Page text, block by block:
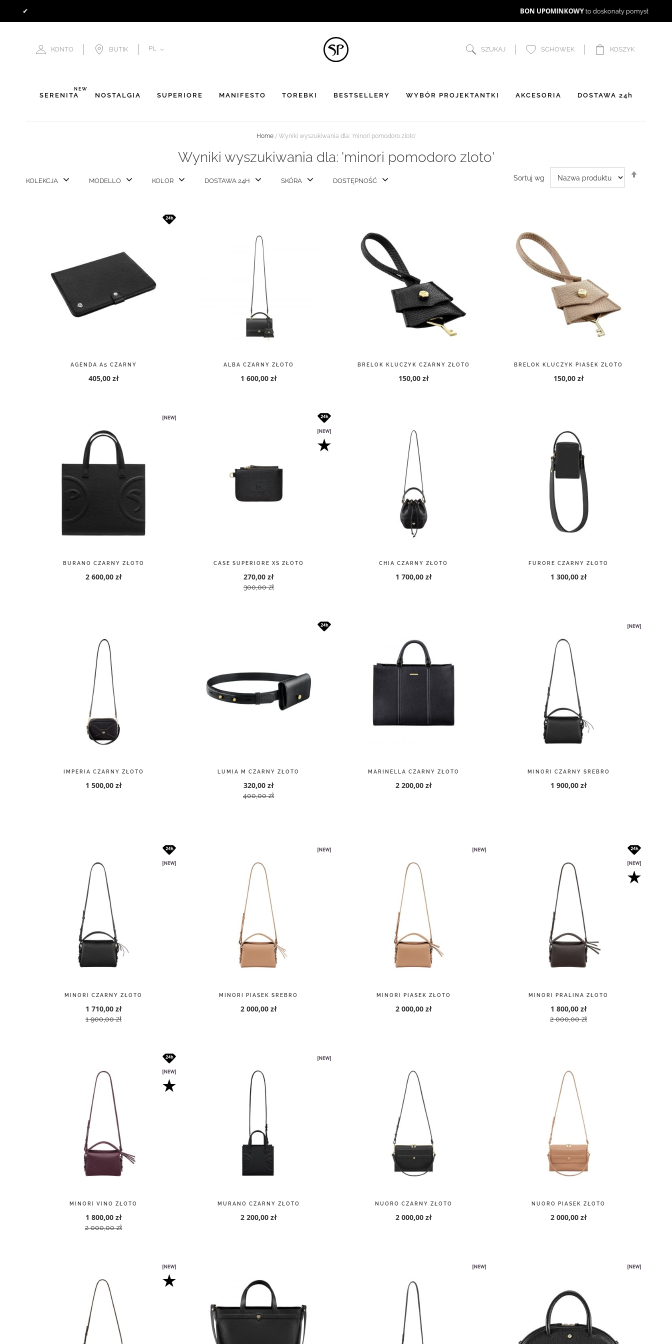
KONTO BUTIK JĘZYK
PL SZUKAJ SCHOWEK KOSZYK
SERENITÀ
NEW
NOSTALGIA SUPERIORE MANIFESTO TOREBKI BESTSELLERY WYBÓR PROJEKTANTKI AKCESORIA DOSTAWA 24h
Home Wyniki wyszukiwania dla: 'minori pomodoro zloto'
Wyniki wyszukiwania dla: 'minori pomodoro zloto'
KOLEKCJA MODELLO KOLOR DOSTAWA 24H SKÓRA DOSTĘPNOŚĆ Sortuj wg
AGENDA A5 CZARNY
405,00 zł
ALBA CZARNY ZŁOTO
1 600,00 zł
BRELOK KLUCZYK CZARNY ZŁOTO
150,00 zł
BRELOK KLUCZYK PIASEK ZŁOTO
150,00 zł
BURANO CZARNY ZŁOTO
2 600,00 zł
CASE SUPERIORE XS ZŁOTO
270,00 zł
300,00 zł
CHIA CZARNY ZŁOTO
1 700,00 zł
FURORE CZARNY ZŁOTO
1 300,00 zł
IMPERIA CZARNY ZŁOTO
1 500,00 zł
LUMIA M CZARNY ZŁOTO
320,00 zł
400,00 zł
MARINELLA CZARNY ZŁOTO
2 200,00 zł
MINORI CZARNY SREBRO
1 900,00 zł
MINORI CZARNY ZŁOTO
1 710,00 zł
1 900,00 zł
MINORI PIASEK SREBRO
2 000,00 zł
MINORI PIASEK ZŁOTO
2 000,00 zł
MINORI PRALINA ZŁOTO
1 800,00 zł
2 000,00 zł
MINORI VINO ZŁOTO
1 800,00 zł
2 000,00 zł
MURANO CZARNY ZŁOTO
2 200,00 zł
NUORO CZARNY ZŁOTO
2 000,00 zł
NUORO PIASEK ZŁOTO
2 000,00 zł